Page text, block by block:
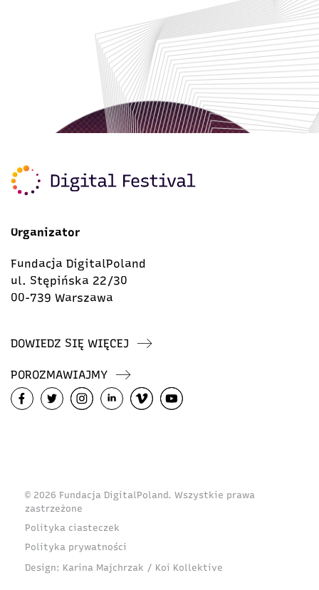
Organizator
Fundacja DigitalPoland
ul. Stępińska 22/30
00-739 Warszawa
DOWIEDZ SIĘ WIĘCEJ
POROZMAWIAJMY
© 2026 Fundacja DigitalPoland. Wszystkie prawa
zastrzeżone
Polityka ciasteczek
Polityka prywatności
Design: Karina Majchrzak / Koi Kollektive